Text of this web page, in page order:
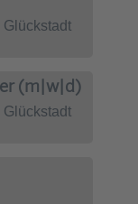
(m|w|d)